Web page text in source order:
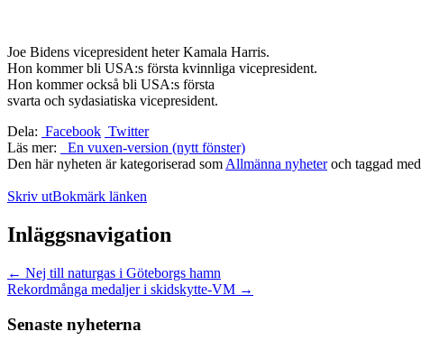
Joe Bidens vicepresident heter Kamala Harris.
Hon kommer bli USA:s första kvinnliga vicepresident.
Hon kommer också bli USA:s första
svarta och sydasiatiska vicepresident.
Dela: Facebook Twitter
Läs mer:
En vuxen-version (nytt fönster)
Den här nyheten är kategoriserad som Allmänna nyheteroch taggad med
Skriv utBokmärk länken
Inläggsnavigation
← Nej till naturgas i Göteborgs hamn
Rekordmånga medaljer i skidskytte-VM →
Senaste nyheterna